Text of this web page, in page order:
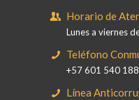
Horario de
Lunes a viernes
Teléfono
+57 601 540
Línea